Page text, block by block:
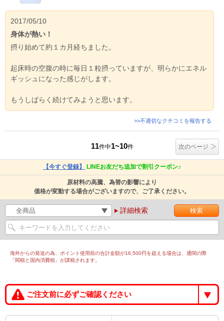
2017/05/10
身体が熱い！
摂り始めて約１カ月経ちました。
起床時の空腹の時に毎日１粒摂っていますが、明らかにエネル
ギッシュになった感じがします。
もうしばらく続けてみようと思います。
>>不適切なクチコミを報告する
11件中1~10件 次のページ
【今すぐ登録】 LINEお友だち追加で割引クーポン♪
原材料の高騰、為替の影響により
価格が変動する場合がございますので、ご了承ください。
詳細検索
海外からの発送の為、ポイント使用前の合計金額が16,500円を超える場合は、通関の際
「関税と国内消費税」が課税されます。
ご注文前に必ずご確認ください